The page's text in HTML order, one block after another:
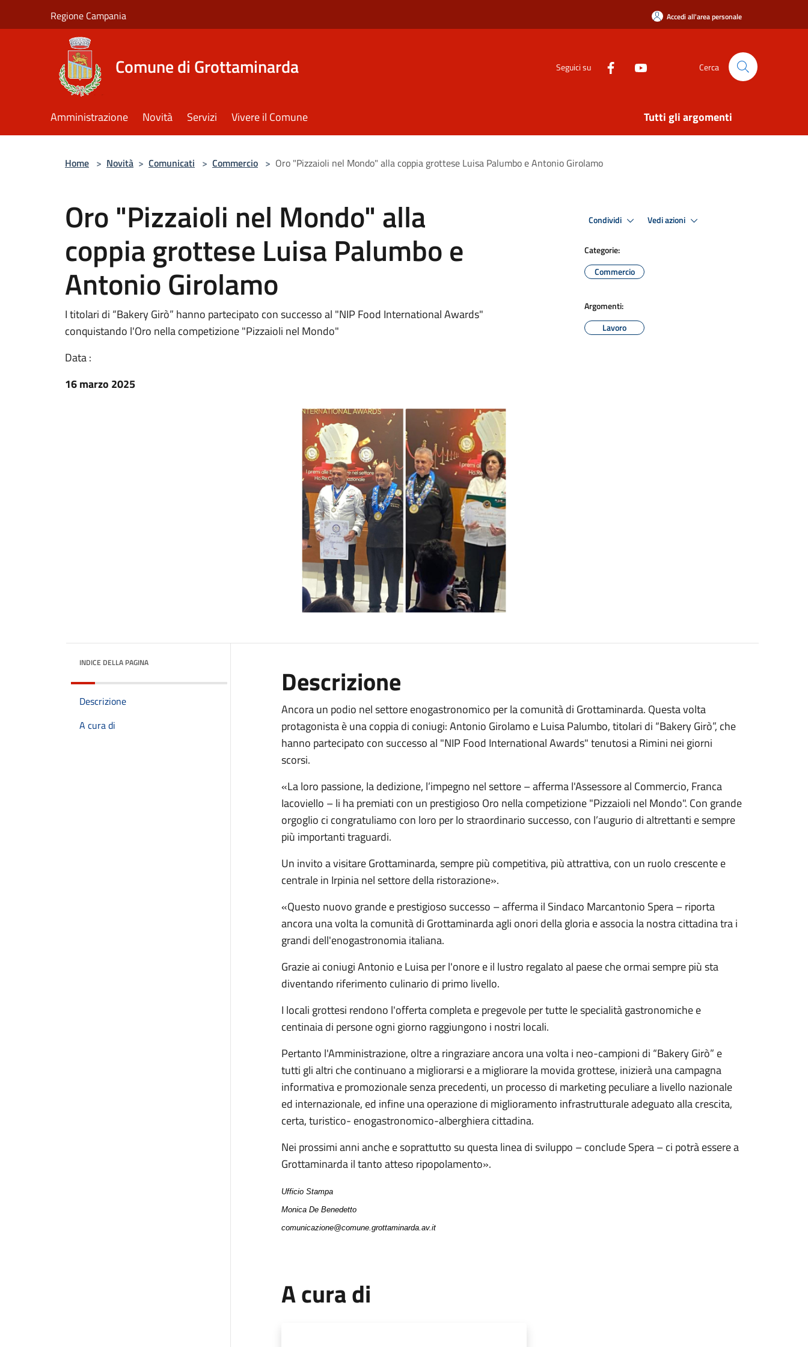
Regione Campania Accedi all'area personale
Comune di Grottaminarda Seguici su Cerca
Amministrazione Novità Servizi Vivere il Comune Tutti gli argomenti
Home > Novità > Comunicati > Commercio > Oro "Pizzaioli nel Mondo" alla coppia grottese Luisa Palumbo e Antonio Girolamo
Oro "Pizzaioli nel Mondo" alla
coppia grottese Luisa Palumbo e
Antonio Girolamo
I titolari di “Bakery Girò” hanno partecipato con successo al "NIP Food International Awards"
conquistando l'Oro nella competizione "Pizzaioli nel Mondo"
Data :
16 marzo 2025
Condividi Vedi azioni
Categorie:
Commercio
Argomenti:
Lavoro
INDICE DELLA PAGINA
Descrizione
A cura di
Descrizione
Ancora un podio nel settore enogastronomico per la comunità di Grottaminarda. Questa volta
protagonista è una coppia di coniugi: Antonio Girolamo e Luisa Palumbo, titolari di “Bakery Girò”, che
hanno partecipato con successo al "NIP Food International Awards" tenutosi a Rimini nei giorni
scorsi.
«La loro passione, la dedizione, l’impegno nel settore – afferma l'Assessore al Commercio, Franca
Iacoviello – li ha premiati con un prestigioso Oro nella competizione "Pizzaioli nel Mondo". Con grande
orgoglio ci congratuliamo con loro per lo straordinario successo, con l’augurio di altrettanti e sempre
più importanti traguardi.
Un invito a visitare Grottaminarda, sempre più competitiva, più attrattiva, con un ruolo crescente e
centrale in Irpinia nel settore della ristorazione».
«Questo nuovo grande e prestigioso successo – afferma il Sindaco Marcantonio Spera – riporta
ancora una volta la comunità di Grottaminarda agli onori della gloria e associa la nostra cittadina tra i
grandi dell'enogastronomia italiana.
Grazie ai coniugi Antonio e Luisa per l'onore e il lustro regalato al paese che ormai sempre più sta
diventando riferimento culinario di primo livello.
I locali grottesi rendono l'offerta completa e pregevole per tutte le specialità gastronomiche e
centinaia di persone ogni giorno raggiungono i nostri locali.
Pertanto l'Amministrazione, oltre a ringraziare ancora una volta i neo-campioni di “Bakery Girò” e
tutti gli altri che continuano a migliorarsi e a migliorare la movida grottese, inizierà una campagna
informativa e promozionale senza precedenti, un processo di marketing peculiare a livello nazionale
ed internazionale, ed infine una operazione di miglioramento infrastrutturale adeguato alla crescita,
certa, turistico- enogastronomico-alberghiera cittadina.
Nei prossimi anni anche e soprattutto su questa linea di sviluppo – conclude Spera – ci potrà essere a
Grottaminarda il tanto atteso ripopolamento».
Ufficio Stampa
Monica De Benedetto
comunicazione@comune.grottaminarda.av.it
A cura di